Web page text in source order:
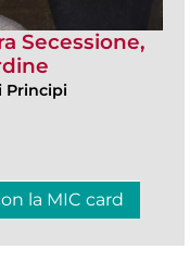
Secessione,
Principi
la MIC card